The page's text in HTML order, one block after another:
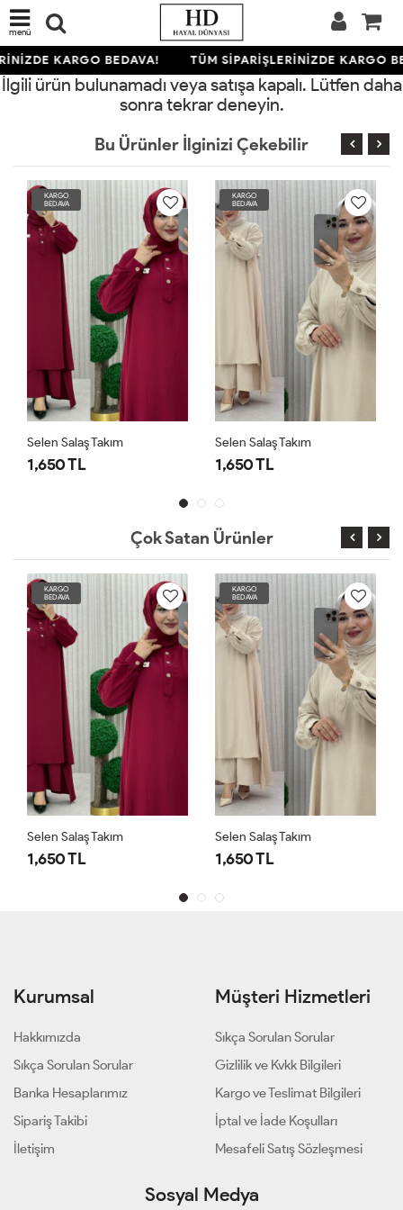
menü
KARGO BEDAVA! TÜM SİPARİŞLERİNİZDE KARGO
İlgili ürün bulunamadı veya satışa kapalı. Lütfen daha
sonra tekrar deneyin.
Bu Ürünler İlginizi Çekebilir
KARGO
BEDAVA
Selen Salaş Takım
1,650 TL
KARGO
BEDAVA
Selen Salaş Takım
1,650 TL
Çok Satan Ürünler
KARGO
BEDAVA
Selen Salaş Takım
1,650 TL
KARGO
BEDAVA
Selen Salaş Takım
1,650 TL
Kurumsal
Hakkımızda
Sıkça Sorulan Sorular
Banka Hesaplarımız
Sipariş Takibi
İletişim
Müşteri Hizmetleri
Sıkça Sorulan Sorular
Gizlilik ve Kvkk Bilgileri
Kargo ve Teslimat Bilgileri
İptal ve İade Koşulları
Mesafeli Satış Sözleşmesi
Sosyal Medya